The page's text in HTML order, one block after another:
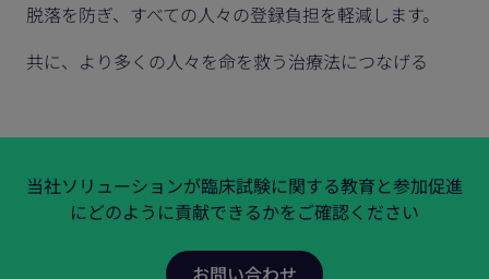
脱落を防ぎ、すべての人々の登録負担を軽減します。
共に、より多くの人々を命を救う治療法につなげる
当社ソリューションが臨床試験に関する教育と参加促進
にどのように貢献できるかをご確認ください